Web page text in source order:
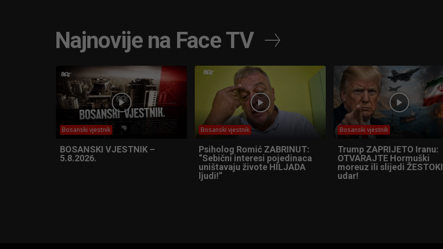
Najnovije na Face TV
Bosanski vjestnik
BOSANSKI VJESTNIK –
5.8.2026.
Bosanski vjestnik
Psiholog Romić ZABRINUT:
“Sebični interesi pojedinaca
uništavaju živote HILJADA
ljudi!”
Bosanski vjestnik
Trump ZAPRIJETO Iranu:
OTVARAJTE Hormuški
moreuz ili slijedi ŽESTOKI
udar!